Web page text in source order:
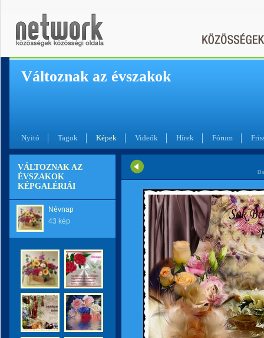
Változnak az évszakok
Nyitó Tagok Képek Videók Hírek Fórum
VÁLTOZNAK AZ
ÉVSZAKOK
KÉPGALÉRIÁI
Névnap
43 kép